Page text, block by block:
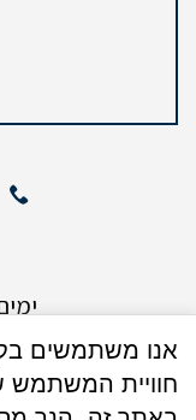
ימים א
ימים א + ד: 16:00 -
חוויית המשתמש